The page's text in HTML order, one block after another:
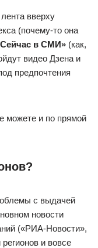
вверху
(почему-то она
в СМИ» (как,
видео Дзена и
предпочтения
можете и по прямой
с выдачей
новости
(«РИА-Новости»,
и вовсе